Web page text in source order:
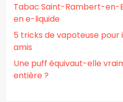
Tabac Saint-Rambert-en-
en e-liquide
5 tricks de vapoteuse pour
amis
Une puff équivaut-elle
entière ?